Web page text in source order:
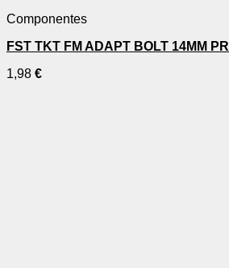
Componentes
FST TKT FM ADAPT BOLT 14MM PR
1,98 €